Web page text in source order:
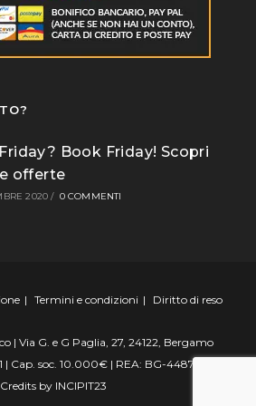
Book Friday! Scopri
offerte
2020 / 0 COMMENTI
Termini e condizioni Diritto di reso
| Via G. e G Paglia, 27, 24122, Bergamo
| Cap. soc. 10.000€ | REA: BG-448799
Credits by INCIPIT23